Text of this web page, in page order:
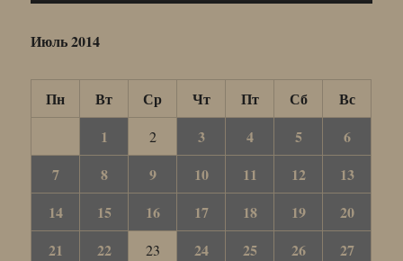
Июль 2014
Пн Вт Ср Чт Пт Сб
Вс
1
2 3 4 5
6
7
8 9 10 11 12
13
14
15 16 17 18 19
20
21
22 23 24 25 26
27